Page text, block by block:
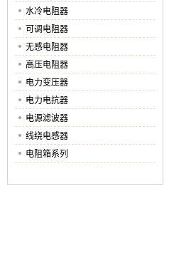
水冷电阻器
可调电阻器
无感电阻器
高压电阻器
电力变压器
电力电抗器
电源滤波器
线绕电感器
电阻箱系列